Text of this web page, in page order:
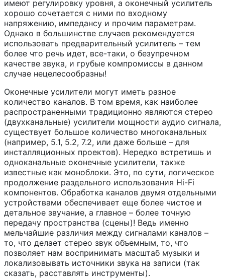
имеют регулировку уровня, а оконечный усилитель
хорошо сочетается с ними по входному
напряжению, импедансу и прочим параметрам.
Однако в большинстве случаев рекомендуется
использовать предварительный усилитель – тем
более что речь идет, все-таки, о безупречном
качестве звука, и грубые компромиссы в данном
случае нецелесообразны!
Оконечные усилители могут иметь разное
количество каналов. В том время, как наиболее
распространенными традиционно являются стерео
(двухканальные) усилители мощности аудио сигнала,
существует большое количество многоканальных
(например, 5.1, 5.2, 7.2, или даже больше – для
инсталляционных проектов). Нередко встретишь и
одноканальные оконечные усилители, также
известные как моноблоки. Это, по сути, логическое
продолжение раздельного использования Hi-Fi
компонентов. Обработка каналов двумя отдельными
устройствами обеспечивает еще более чистое и
детальное звучание, а главное – более точную
передачу пространства (сцены)! Ведь именно
мельчайшие различия между сигналами каналов –
то, что делает стерео звук объемным, то, что
позволяет нам воспринимать масштаб музыки и
локализовывать источники звука на записи (так
сказать, расставлять инструменты).